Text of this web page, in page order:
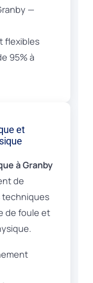
—
flexibles
95% à
et
à Granby
de
techniques
de foule et